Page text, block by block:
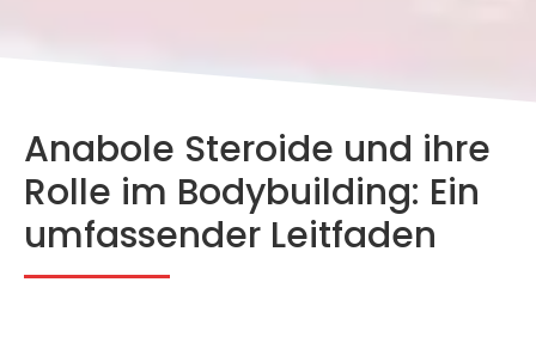
Anabole Steroide und ihre
Rolle im Bodybuilding: Ein
umfassender Leitfaden